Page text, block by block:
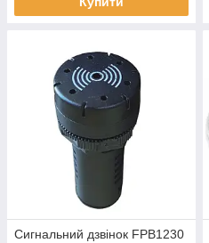
Сигнальний дзвінок FPB1230